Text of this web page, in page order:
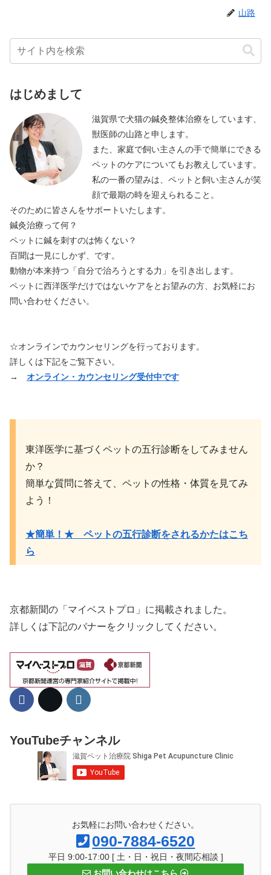
山路
はじめまして
滋賀県で犬猫の鍼灸整体治療をしています、
獣医師の山路と申します。
また、家庭で飼い主さんの手で簡単にできる
ペットのケアについてもお教えしています。
私の一番の望みは、ペットと飼い主さんが笑
顔で最期の時を迎えられること。
そのために皆さんをサポートいたします。
鍼灸治療って何？
ペットに鍼を刺すのは怖くない？
百聞は一見にしかず、です。
動物が本来持つ「自分で治ろうとする力」を引き出します。
ペットに西洋医学だけではないケアをとお望みの方、お気軽にお
問い合わせください。
☆オンラインでカウンセリングを行っております。
詳しくは下記をご覧下さい。
→ オンライン・カウンセリング受付中です
東洋医学に基づくペットの五行診断をしてみません
か？
簡単な質問に答えて、ペットの性格・体質を見てみ
よう！
★簡単！★ ペットの五行診断をされるかたはこち
ら
京都新聞の「マイベストプロ」に掲載されました。
詳しくは下記のバナーをクリックしてください。
YouTubeチャンネル
お気軽にお問い合わせください。
090-7884-6520
平日 9:00-17:00 [ 土・日・祝日・夜間応相談 ]
お問い合わせはこちら